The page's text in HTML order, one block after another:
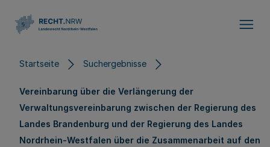
Startseite Suchergebnisse
Vereinbarung über die Verlängerung der
Verwaltungsvereinbarung zwischen der Regierung des
Landes Brandenburg und der Regierung des Landes
Nordrhein-Westfalen über die Zusammenarbeit auf den